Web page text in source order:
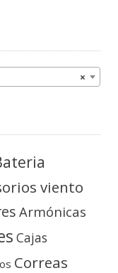
×
viento
Armónicas
Cajas
Correas